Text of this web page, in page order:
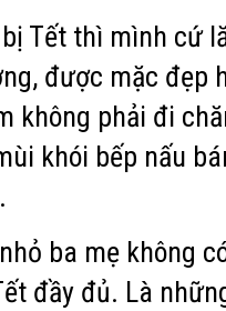
Tết thì mình cứ
được mặc đẹp
không phải đi
khói bếp nấu
ba mẹ không
đầy đủ. Là